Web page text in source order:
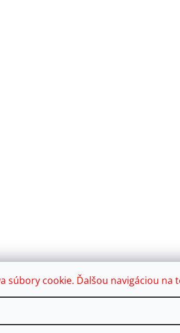
súbory cookie. Ďalšou navigáciou